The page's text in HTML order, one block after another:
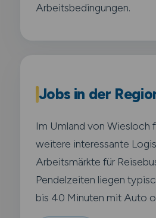
Arbeitsbedingungen.
Jobs in der
Im Umland von Wiesloch
weitere interessante
Arbeitsmärkte für
Pendelzeiten liegen
bis 40 Minuten mit Auto